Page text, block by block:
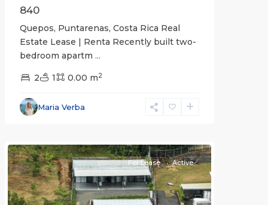
840
Quepos, Puntarenas, Costa Rica Real
Estate Lease | Renta Recently built two-
bedroom apartm ...
2 1 0.00 m2
Maria Verba
Alajuela
(Province)
For Lease Active